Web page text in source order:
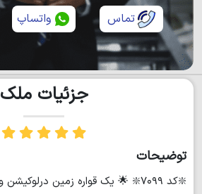
تماس
واتساپ
جزئیات ملک
توضیحات